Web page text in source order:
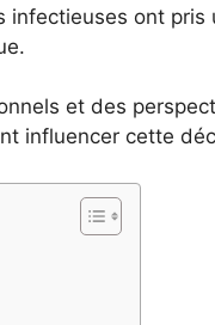
infectieuses ont pris
et des
influencer cette